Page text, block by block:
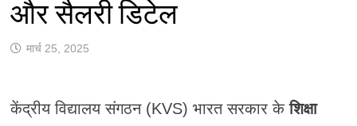
और सैलरी डिटेल
मार्च 25, 2025
केंद्रीय विद्यालय संगठन (KVS) भारत सरकार केशिक्षा